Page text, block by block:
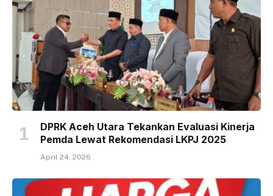
DPRK Aceh Utara Tekankan Evaluasi Kinerja
Pemda Lewat Rekomendasi LKPJ 2025
April 24, 2026